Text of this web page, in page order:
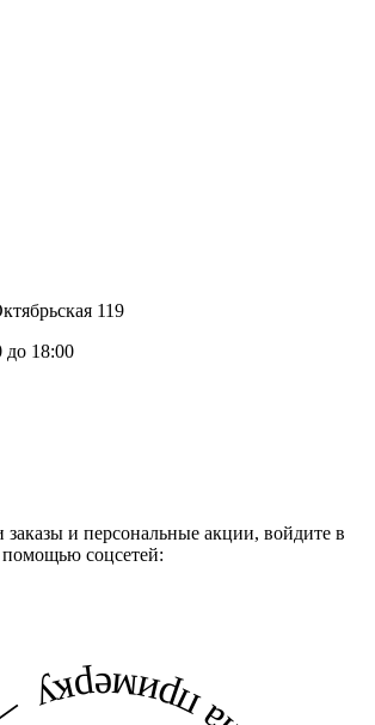
119
до 18:00
заказы и персональные акции, войдите в
соцсетей: